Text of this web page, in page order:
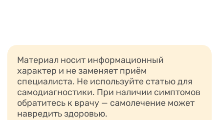
Материал носит информационный
характер и не заменяет приём
специалиста. Не используйте статью для
самодиагностики. При наличии симптомов
обратитесь к врачу — самолечение может
навредить здоровью.